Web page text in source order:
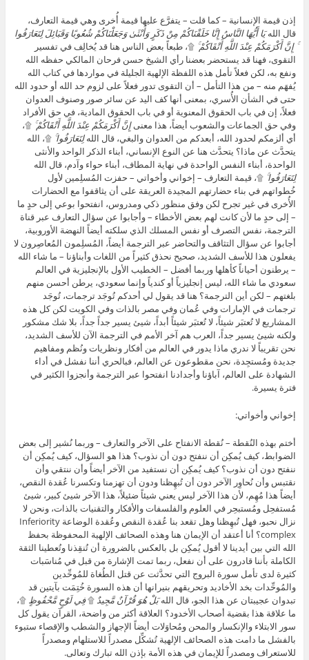
إذن قيمة الإنسانية – كما قلت – يتفرَّع عليها قيمة أُخرى وهي قيمة التعارف،
قال اللهيَا أَيُّهَا النَّاسُ إِنَّا خَلَقْنَاكُمْ مِنْ ذَكَرٍ وَأُنْثَىٰ وَجَعَلْنَاكُمْ شُعُوبًا وَقَبَائِلَ لِتَعَارَفُوا
ۚ إِنَّ أَكْرَمَكُمْ عِنْدَ اللَّهِ أَتْقَاكُمْ ۚ ۩، طبعاً بعض الناس هنا قد يُخالِف في تفسير
التقوى، فهنا قد يستحضر بعضنا رأي الشيخ حسن فرحان المالكي حفظه الله
ونفع به، لكن فعلاً تأمل هذه اللفظة الإلهية الجليلة في مواردها في كتاب الله
يُفهَم منه – من هذا التأمل – أن التقوى تدور فعلاً على لزوم حد الله أو حدود الله
حتى في الشأن الأُسري، بمعنى أنها كف اليد عن سائر صور وصنوف العدوان
فعلاً، إن في باب الحقوق المعنوية أو في باب الحقوق المادية، في حق الأفراد
وفي حق الجماعات والشعوب أيضاً، هذا معنىإِنَّ أَكْرَمَكُمْ عِنْدَ اللَّهِ أَتْقَاكُمْ ۚ ۩،
أي ألزمكم لحدود الله، أبعدكم من العدوان والبغي، قال اللهلِتَعَارَفُوا ۚ ۩، الله
يتحدَّث عن ماذا؟ يتحدَّث هنا عن النوع الإنساني، أبناء الذكر الواحد والأنثى
الواحدة، أبناء النفس الواحدة في نهاية المطاف، أبناء حواء وآدم، قال الله
لِتَعَارَفُوا ۚ ۩، قيمة التعارف – إخواني وأخواتي – حفزت المُسلِمين لأول
خُطواتهم في بناء حضارتهم المجيدة العريقة على أن يثاقفوا مع الحضارات
الأُخرى في غير تجرح لكن وفق منظور ذكي ومدروس، انفتحوا بوعي إلى حدٍ ما
– إلى حدٍ ما لأن كانت لهم بعض الأخطاء – وأجابوا عن سؤال التعارف عبر قناة
الترجمة، نفس التصرف أو نفس المسلك الذي سلكته أيضاً النهضة الأوروبية،
أجابوا عن سؤال التثاقف والتحاضر عبر الترجمة أيضاً، المُسلِمون المُعاصِرون لا
يفعلون هذا للأسف الشديد، صحيح نحذق كثيراً من اللغات وأبناؤنا – ما شاء الله
– يرطنون أحياناً كأهلها وربما أفضل – الخطيب الأول بالإنجليزية في العالم
سعودي ما شاء الله، ليس إنجليزياً أو كندياً وإنما سعودي، يرطن أحسن منهم
بلغتهم – لكن أين الترجمة؟ هنا قد يقول لي أحدكم تُوجَد ترجمات، تُوجَد
ترجمات في الإمارات وفي عُمان وفي مصر بالذات وفي الكويت لكن كل هذه
المشاريع لا تُعتبَر شيئاً، لا تُعتبَر شيئاً أبداً، شيئ يسير جداً جداً، بلا شك مشكور
ولكنه شيئ يسير جداً، العرب هم آخر الأمم في الترجمة الآن للأسف الشديد،
نحن تقريباً لا ندري ماذا يدور في العالم من أفكار ونظريات ونُظم ومفاهيم
جديدة ومُستجِدة، نحن مقطوعون عن العالم، فبالحري أننا نفشل في أداء
الشهادة على العالم، آباؤنا وأجدادنا انفتحوا عبر الترجمة وأنجزوا الكثير في
فترة يسيرة.
إخواني وأخواتي:
أختم بهذه النُقطة – نُقطة الانفتاح على الآخر والتعارف – وربما نُشير إلى بعض
الضوابط، كيف يُمكِن أن ننفتح دون أن نذوب؟ هذا هو السؤال، كيف يُمكِن أن
ننفتح دون أن نذوب؟ كيف يُمكِن أن نستفيد من الآخر أيضاً وأن ننتقي وأن
نقتبس وأن نُحاوِر الآخر دون أن تُبهِظنا ودون أن تهزمنا وتكسرنا عُقدة النقص،
أيضاً هذا مُهِم، لأن هذا الآخر ليس يعني شيئاً ضئيلاً، هذا الآخر شيئ كبير، شيئ
مُستفحِل ومُستبحِر في العلوم والفلسفات والأفكار والتقنيات بالذات، ونحن لا
نزال نحبو، فهل تُبهِظنا وهل تقعد بنا عُقدة النقص وعُقدة الوضاعة Inferiority
complex؟ أنا أعتقد أن الإيمان هنا وهذه الصحائف الإلهية المحفوظة بحفظ
الله التي بين أيدينا لا أقول يُمكِن بل بالعكس بالضرورة أن تُنقِذنا وتُعطينا الثقة
الكاملة بأننا قادرون على أن نفعل، ربما تمت الإشارة من قبل في مُناسَبات
كثيرة لدى تأمل سورة البروج التي تحدَّثت عن قتل الطُغاة للمُوحِّدين
والمُوحِّدات بخد الأخاديد وتحريقهم بنيرانها أن هذه السورة خُتِمَت بآيتين قد
تبدوان عجيبتان عن هذا الجو، قال اللهبَلْ هُوَ قُرْآنٌ مَّجِيدٌ ۩فِي لَوْحٍ مَّحْفُوظٍ ۩،
ما علاقة هذا بقضية أصحاب الأخدود؟ العلاقة أكثر من واضحة، القرآن يقول كل
سور الابتلاء والإنكسار والمحن ومُحاوَلات أيضاً الإجهاز والشطب والإقصاء ستبوء
بالفشل ما دامت هذه الصحائف الإلهية تُشكِّل مصدراً للاستلهام ومصدراً
للاستعراف ومصدراً للإيمان في هذه الأمة بإذن الله تبارك وتعالى.